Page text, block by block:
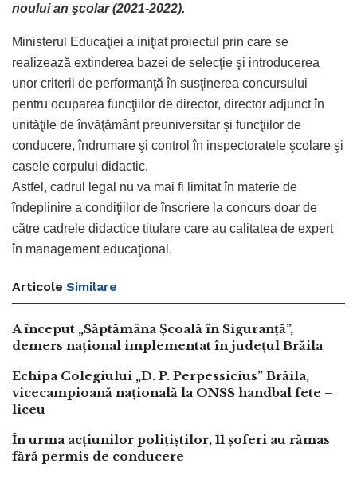
noului an şcolar (2021-2022).
Ministerul Educaţiei a iniţiat proiectul prin care se
realizează extinderea bazei de selecţie şi introducerea
unor criterii de performanţă în susţinerea concursului
pentru ocuparea funcţiilor de director, director adjunct în
unităţile de învăţământ preuniversitar şi funcţiilor de
conducere, îndrumare şi control în inspectoratele şcolare şi
casele corpului didactic.
Astfel, cadrul legal nu va mai fi limitat în materie de
îndeplinire a condiţiilor de înscriere la concurs doar de
către cadrele didactice titulare care au calitatea de expert
în management educaţional.
Articole Similare
A început „Săptămâna Școală în Siguranță”,
demers național implementat în județul Brăila
Echipa Colegiului „D. P. Perpessicius” Brăila,
vicecampioană națională la ONSS handbal fete –
liceu
În urma acțiunilor polițiștilor, 11 șoferi au rămas
fără permis de conducere